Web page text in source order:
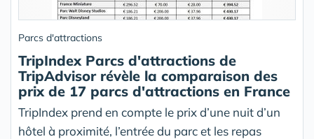
Parcs d'attractions
TripIndex Parcs d'attractions de
TripAdvisor révèle la comparaison des
prix de 17 parcs d'attractions en France
TripIndex prend en compte le prix d’une nuit d’un
hôtel à proximité, l’entrée du parc et les repas